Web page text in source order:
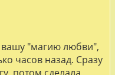
вашу "магию любви",
часов назад. Сразу